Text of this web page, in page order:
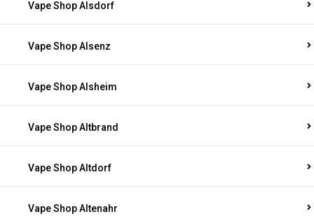
Vape Shop Alsdorf
Vape Shop Alsenz
Vape Shop Alsheim
Vape Shop Altbrand
Vape Shop Altdorf
Vape Shop Altenahr